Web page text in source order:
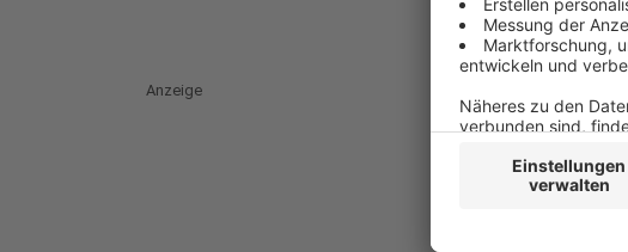
Anzeige